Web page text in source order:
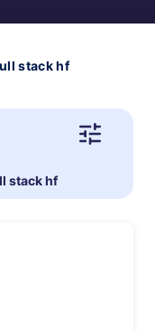
stack hf
stack hf